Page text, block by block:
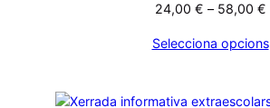
24,00 € – 58,00 €
Selecciona opcions